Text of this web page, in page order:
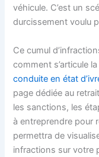
véhicule. C’est un
durcissement voulu
Ce cumul
comment s’articule
conduite en état
page dédiée au
les sanctions, les
à entreprendre pour
permettra de
infractions sur votre